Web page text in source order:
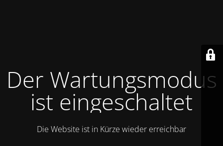
Der Wartungsmodus
ist eingeschaltet
Die Website ist in Kürze wieder erreichbar